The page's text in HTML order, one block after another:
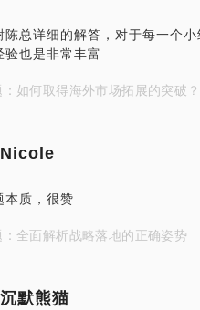
陈总详细的解答，对于每一个
验也是非常丰富
如何取得海外市场拓展的突破？
Nicole
本质，很赞
：全面解析战略落地的正确姿势
沉默熊猫